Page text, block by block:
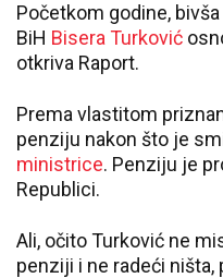
Početkom godine,
BiH Bisera Turković
otkriva Raport.
Prema vlastitom
penziju nakon što je
ministrice. Penziju je
Republici.
Ali, očito Turković ne
penziji i ne radeći